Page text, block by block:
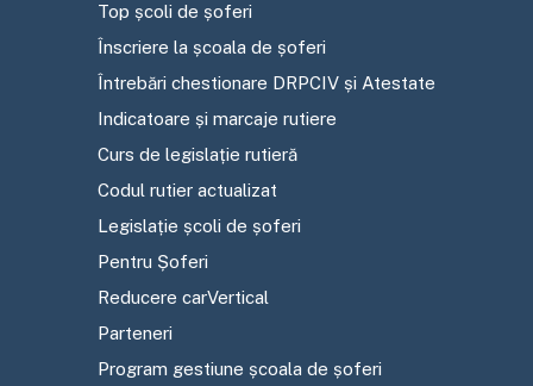
Top școli de șoferi
Înscriere la școala de șoferi
Întrebări chestionare DRPCIV și Atestate
Indicatoare și marcaje rutiere
Curs de legislație rutieră
Codul rutier actualizat
Legislație școli de șoferi
Pentru Șoferi
Reducere carVertical
Parteneri
Program gestiune școala de șoferi